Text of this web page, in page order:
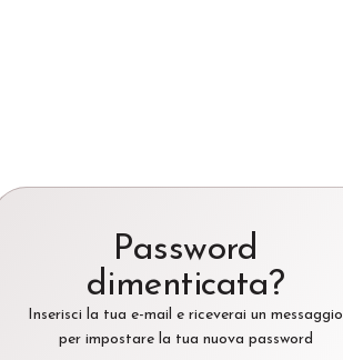
Password
dimenticata?
Inserisci la tua e-mail e riceverai un messaggio
per impostare la tua nuova password